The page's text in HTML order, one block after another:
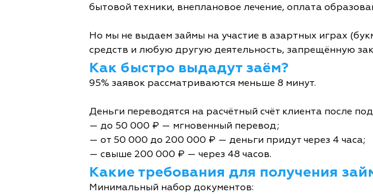
бытовой техники, внеплановое лечение, оплата
Но мы не выдаем займы на участие в азартных играх
средств и любую другую деятельность, запрещённую
Как быстро выдадут заём?
95% заявок рассматриваются меньше 8 минут.
Деньги переводятся на расчётный счёт клиента после
— до 50 000 ₽ — мгновенный перевод;
— от 50 000 до 200 000 ₽ — деньги придут через 4 часа;
— свыше 200 000 ₽ — через 48 часов.
Какие требования для получения
Минимальный набор документов: